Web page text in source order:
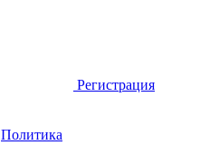
Регистрация
Политика